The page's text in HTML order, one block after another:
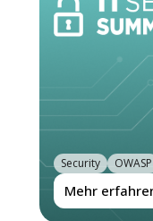
Mehr
Security OWASP